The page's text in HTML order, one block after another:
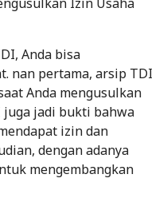
Anda bisa
nan pertama, arsip TDI
Anda mengusulkan
juga jadi bukti bahwa
izin dan
dengan adanya
mengembangkan